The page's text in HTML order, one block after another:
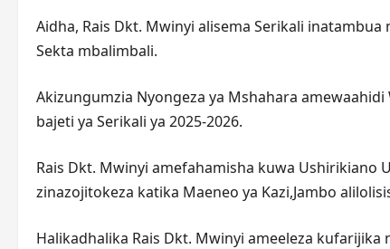
Aidha, Rais Dkt. Mwinyi alisema Serikali
Sekta mbalimbali.
Akizungumzia Nyongeza ya Mshahara
bajeti ya Serikali ya 2025-2026.
Rais Dkt. Mwinyi amefahamisha kuwa Ushirikiano
zinazojitokeza katika Maeneo ya Kazi,Jambo
Halikadhalika Rais Dkt. Mwinyi ameeleza